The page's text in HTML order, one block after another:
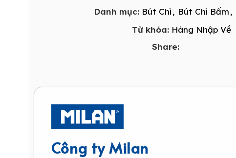
Danh mục: Bút Chì, Bút Chì Bấm,
Từ khóa: Hàng Nhập Về
Share:
Công ty Milan